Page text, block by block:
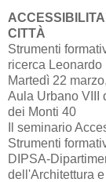
CITTÀ
Strumenti
ricerca Leonardo
Martedì 22
Aula Urbano VIII
dei Monti 40
Il seminario
Strumenti
DIPSA-
dell'Architettura